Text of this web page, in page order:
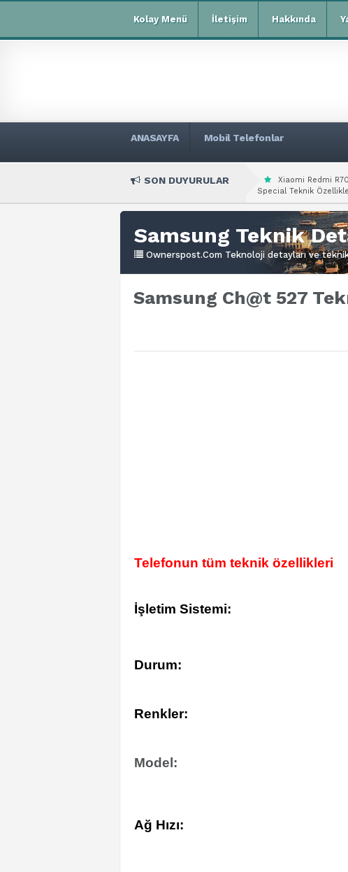
Kolay Menü İletişim Hakkında
ANASAYFA Mobil Telefonlar
SON DUYURULAR Xiaomi Redmi
Special Teknik
Samsung Teknik
Ownerspost.Com Teknoloji detayları ve
Samsung Ch@t 527
Telefonun tüm teknik özellikleri
İşletim Sistemi:
Durum:
Renkler:
Model:
Ağ Hızı: